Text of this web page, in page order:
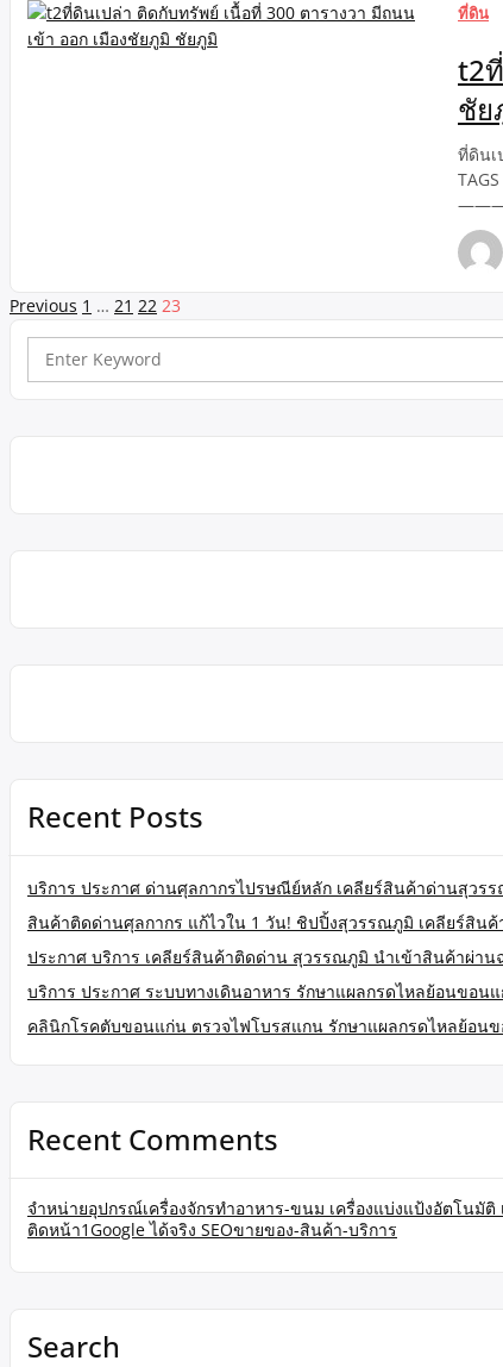
ที่ดิน
t2
ชัย
ที่ดินเ
Page
navigation
Previous 1 … 21 22 23
Search
Recent Posts
บริการ ประกาศ ด่านศุลกากรไปรษณีย์หลัก เคลียร์สินค้าด่านสุว
สินค้าติดด่านศุลกากร แก้ไวใน 1 วัน! ชิปปิ้งสุวรรณภูมิ เคลียร์สินค้
ประกาศ บริการ เคลียร์สินค้าติดด่าน สุวรรณภูมิ นำเข้าสินค้าผ่า
บริการ ประกาศ ระบบทางเดินอาหาร รักษาแผลกรดไหลย้อนขอ
คลินิกโรคตับขอนแก่น ตรวจไฟโบรสแกน รักษาแผลกรดไหลย้อน
Recent Comments
จำหน่ายอุปกรณ์เครื่องจักรทำอาหาร-ขนม เครื่องแบ่งแป้งอัตโนมั
ติดหน้า1Google ได้จริง SEOขายของ-สินค้า-บริการ
Search